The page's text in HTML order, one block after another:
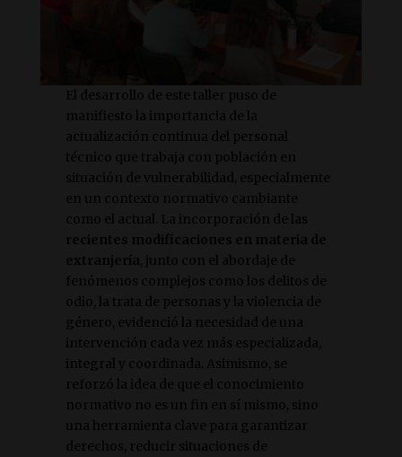
El desarrollo de este taller puso de
manifiesto la importancia de la
actualización continua del personal
técnico que trabaja con población en
situación de vulnerabilidad, especialmente
en un contexto normativo cambiante
como el actual. La incorporación de las
recientes modificaciones en materia de
extranjería , junto con el abordaje de
fenómenos complejos como los delitos de
odio, la trata de personas y la violencia de
género, evidenció la necesidad de una
intervención cada vez más especializada,
integral y coordinada. Asimismo, se
reforzó la idea de que el conocimiento
normativo no es un fin en sí mismo, sino
una herramienta clave para garantizar
derechos, reducir situaciones de